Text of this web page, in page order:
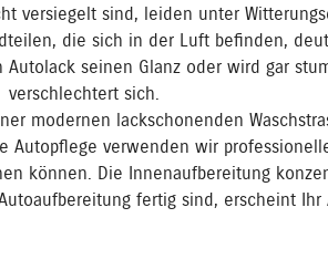
versiegelt sind, leiden unter
die sich in der Luft befinden,
seinen Glanz oder wird gar
verschlechtert sich.
modernen lackschonenden
Autopflege verwenden wir
können. Die Innenaufbereitung
fertig sind, erscheint